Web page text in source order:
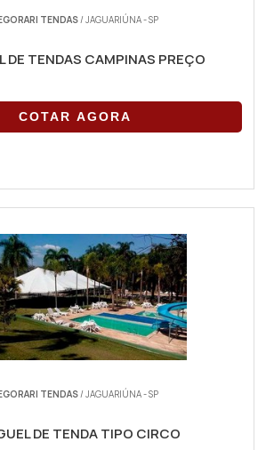
TENDAS/ JAGUARIÚNA - SP
DE TENDAS CAMPINAS PREÇO
COTAR AGORA
TENDAS/ JAGUARIÚNA - SP
DE TENDA TIPO CIRCO